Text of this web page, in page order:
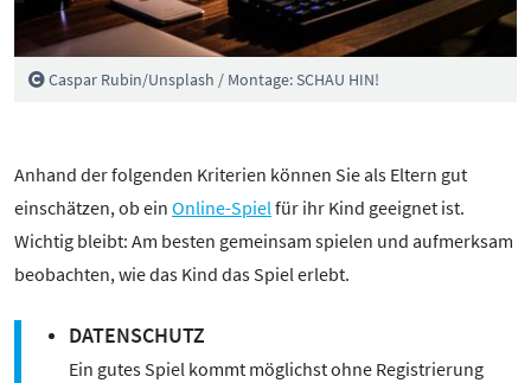
Caspar Rubin/Unsplash / Montage: SCHAU HIN!
Anhand der folgenden Kriterien können Sie als Eltern gut
einschätzen, ob ein Online-Spielfür ihr Kind geeignet ist.
Wichtig bleibt: Am besten gemeinsam spielen und aufmerksam
beobachten, wie das Kind das Spiel erlebt.
DATENSCHUTZ
Ein gutes Spiel kommt möglichst ohne Registrierung
Konsolen & PC
Lernen & Medien
Pornografie
Snapchat
TikTok
WhatsApp
YouTube